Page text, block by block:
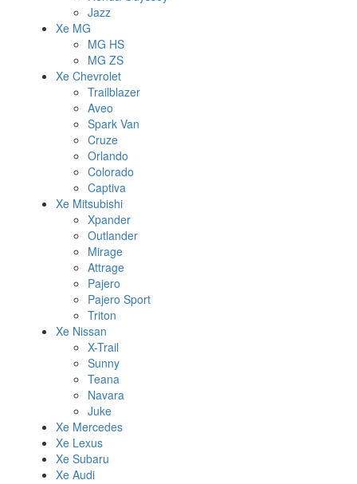
Jazz
Xe MG
MG HS
MG ZS
Xe Chevrolet
Trailblazer
Aveo
Spark Van
Cruze
Orlando
Colorado
Captiva
Xe Mitsubishi
Xpander
Outlander
Mirage
Attrage
Pajero
Pajero Sport
Triton
Xe Nissan
X-Trail
Sunny
Teana
Navara
Juke
Xe Mercedes
Xe Lexus
Xe Subaru
Xe Audi